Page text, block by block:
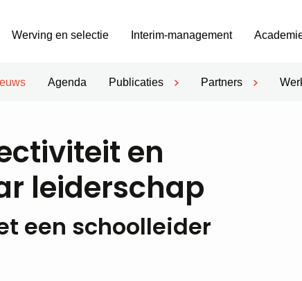
Agenda Publicaties Partners
Werving en selectie Interim-management
en
leiderschap
een schoolleider